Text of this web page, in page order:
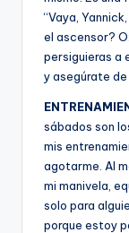
“Vaya,
el ascensor?
persiguieras a
y asegúrate
sábados son
mis
agotarme. Al
mi manivela,
solo para
porque estoy